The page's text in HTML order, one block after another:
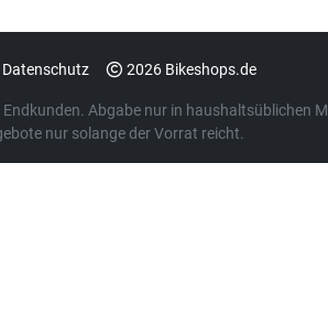
Datenschutz 2026 Bikeshops.de
Abgabe nur in haushaltsüblichen
nur solange der Vorrat reicht.